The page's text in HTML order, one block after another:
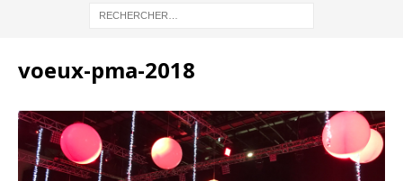
voeux-pma-2018